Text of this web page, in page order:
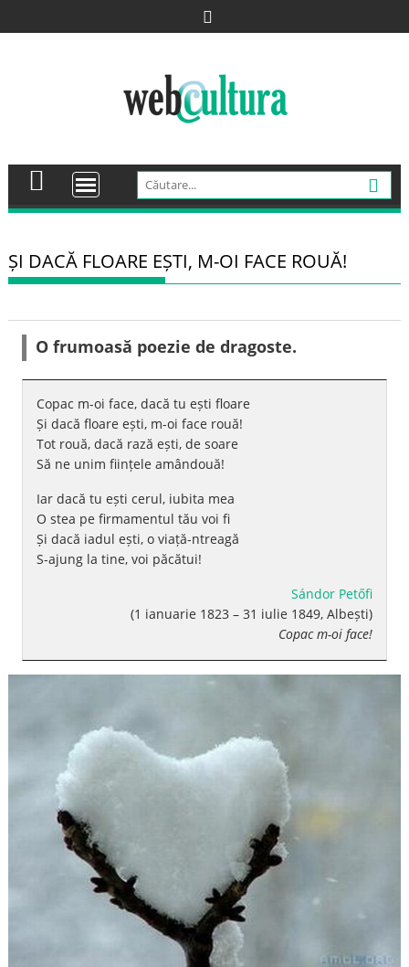
to
ȘI DACĂ FLOARE EȘTI, M-OI FACE ROUĂ!
O frumoasă poezie de dragoste.
Copac m-oi face, dacă tu ești floare
Și dacă floare ești, m-oi face rouă!
Tot rouă, dacă rază ești, de soare
Să ne unim ființele amândouă!
Iar dacă tu ești cerul, iubita mea
O stea pe firmamentul tău voi fi
Și dacă iadul ești, o viață-ntreagă
S-ajung la tine, voi păcătui!
Sándor Petőfi
(1 ianuarie 1823 – 31 iulie 1849, Albești)
Copac m-oi face!